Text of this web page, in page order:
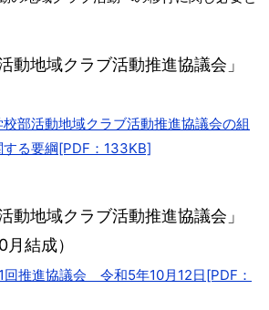
地域クラブ活動推進協議会」
部活動地域クラブ活動推進協議会の組
る要綱[PDF：133KB]
地域クラブ活動推進協議会」
結成）
推進協議会 令和5年10月12日[PDF：